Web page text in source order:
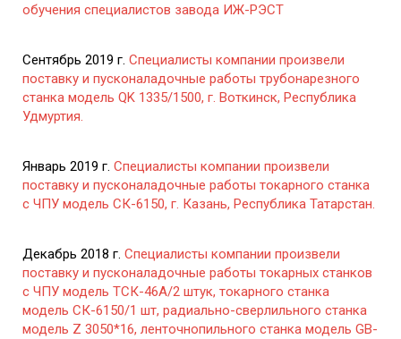
обучения специалистов завода ИЖ-РЭСТ
Сентябрь 2019 г. Специалисты компании произвели
поставку и пусконаладочные работы трубонарезного
станка модель QK 1335/1500, г. Воткинск, Республика
Удмуртия.
Январь 2019 г. Специалисты компании произвели
поставку и пусконаладочные работы токарного станка
с ЧПУ модель СК-6150, г. Казань, Республика Татарстан.
Декабрь 2018 г. Специалисты компании произвели
поставку и пусконаладочные работы токарных станков
с ЧПУ модель ТСК-46А/2 штук, токарного станка
модель СК-6150/1 шт, радиально-сверлильного станка
модель Z 3050*16, ленточнопильного станка модель GB-